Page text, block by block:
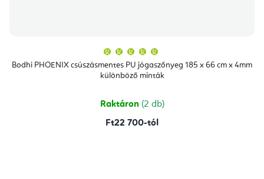
Bodhi PHOENIX csúszásmentes PU jógaszőnyeg 185 x 66 cm x 4mm
különböző minták
átlagos
értékelése
5-
csillag.
Raktáron (2 db)
Ft22 700-tól